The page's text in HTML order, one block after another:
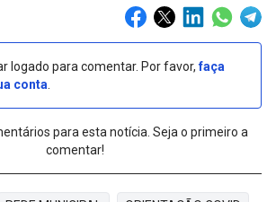
logado para comentar. Por favor,faça
conta
para esta notícia. Seja o primeiro a
comentar!